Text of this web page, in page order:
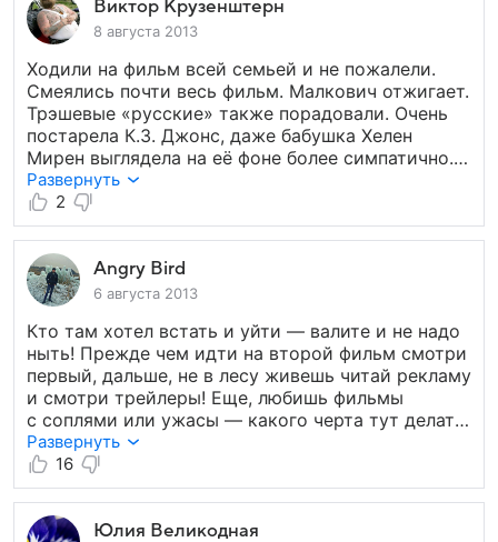
С огромным удовольствием схожу еще раз!
Виктор Крузенштерн
8 августа 2013
Ходили на фильм всей семьей и не пожалели.
Смеялись почти весь фильм. Малкович отжигает.
Трэшевые «русские» также порадовали. Очень
постарела К.З. Джонс, даже бабушка Хелен
Мирен выглядела на её фоне более симпатично.
Сцена, когда Хелен стреляет в Иранском
посольстве из штурмового автомата очень
убедительна, что не стареют душой ветераны.
Даже скептически настроенная к американским
киноподелкам жена провела время, как сама
сказала, с удовольствием. И ещё — ни в коем
случае не воспринимайте этот фильм, как что-
то серьезное! Он и анонсировался, как
комедийный боевик.
Развернуть
2
Angry Bird
6 августа 2013
Кто там хотел встать и уйти — валите и не надо
ныть! Прежде чем идти на второй фильм смотри
первый, дальше, не в лесу живешь читай рекламу
и смотри трейлеры! Еще, любишь фильмы
с соплями или ужасы — какого черта тут делать
тогда! Актерский состав бомба! Классика жанра!
Такое все любят! Отличный фильм! А та дама,
которая хотела встать и уйти — уходи в лес
к медведю, и никогда не возвращайся!
Развернуть
16
Юлия Великодная